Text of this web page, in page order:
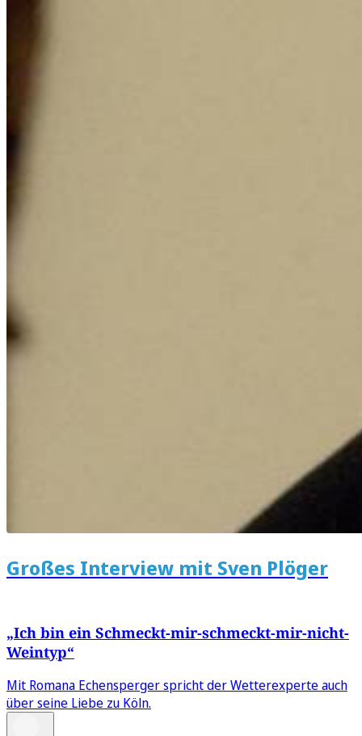
Großes Interview mit Sven Plöger
„Ich bin ein Schmeckt-mir-schmeckt-mir-nicht-
Weintyp“
Mit Romana Echensperger spricht der Wetterexperte auch
über seine Liebe zu Köln.